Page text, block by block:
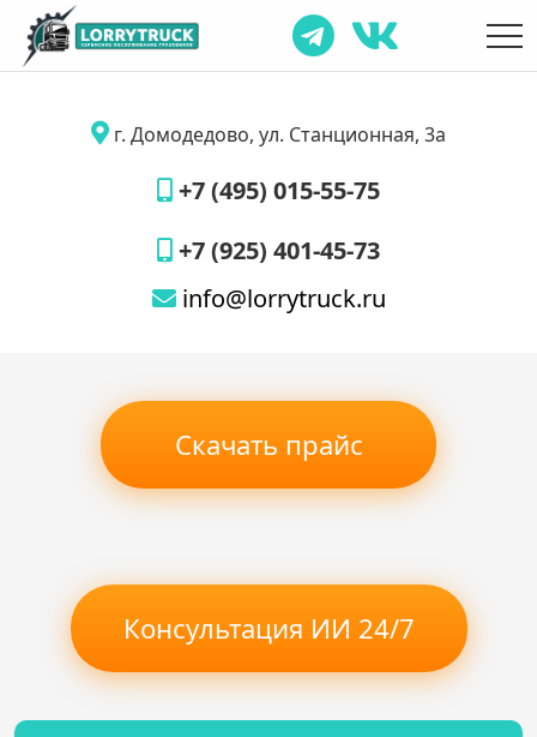
г. Домодедово, ул. Станционная, 3а
+7 (495) 015-55-75
+7 (925) 401-45-73
info@lorrytruck.ru
Скачать прайс
Консультация ИИ 24/7